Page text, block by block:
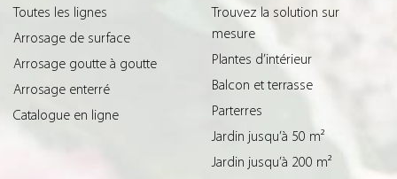
Toutes les lignes
Arrosage de surface
Arrosage goutte à goutte
Arrosage enterré
Catalogue en ligne
Trouvez la solution sur
mesure
Plantes d’intérieur
Balcon et terrasse
Parterres
Jardin jusqu’à 50 m²
Jardin jusqu’à 200 m²